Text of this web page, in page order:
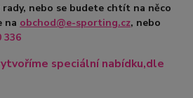
nebo se budete chtít na něco
na obchod@e-sporting.cz, nebo
336
speciální nabídku,dle